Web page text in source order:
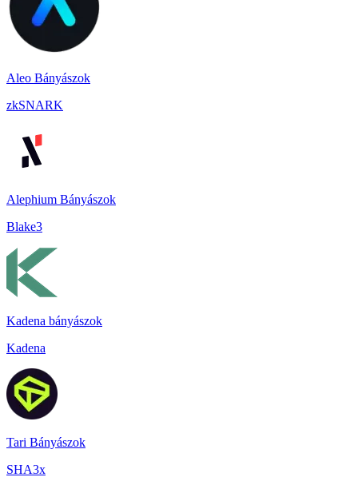
Aleo Bányászok
zkSNARK
Alephium Bányászok
Blake3
Kadena bányászok
Kadena
Tari Bányászok
SHA3x